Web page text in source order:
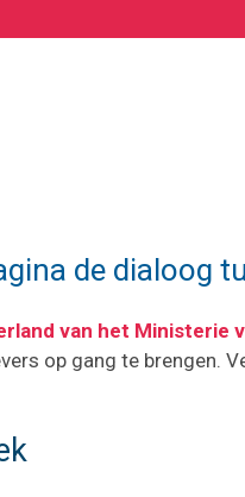
de dialoog
van het Ministerie
op gang te brengen.